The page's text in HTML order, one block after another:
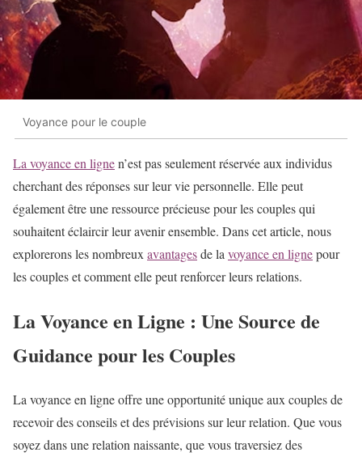
Voyance pour le couple
La voyance en lignen’est pas seulement réservée aux individus
cherchant des réponses sur leur vie personnelle. Elle peut
également être une ressource précieuse pour les couples qui
souhaitent éclaircir leur avenir ensemble. Dans cet article, nous
explorerons les nombreuxavantagesde lavoyance en lignepour
les couples et comment elle peut renforcer leurs relations.
La Voyance en Ligne : Une Source de
Guidance pour les Couples
La voyance en ligne offre une opportunité unique aux couples de
recevoir des conseils et des prévisions sur leur relation. Que vous
soyez dans une relation naissante, que vous traversiez des